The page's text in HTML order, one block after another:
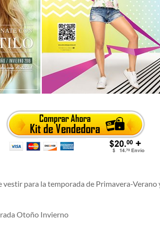
para la temporada de Primavera-
Otoño Invierno